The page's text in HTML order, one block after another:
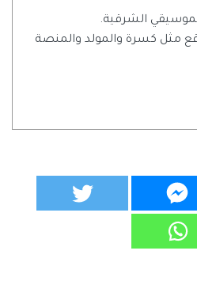
الشرقية.
مثل كسرة والمولد والمنصة